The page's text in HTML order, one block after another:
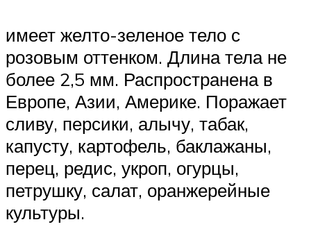
имеет желто-зеленое тело с
розовым оттенком. Длина тела не
более 2,5 мм. Распространена в
Европе, Азии, Америке. Поражает
сливу, персики, алычу, табак,
капусту, картофель, баклажаны,
перец, редис, укроп, огурцы,
петрушку, салат, оранжерейные
культуры.